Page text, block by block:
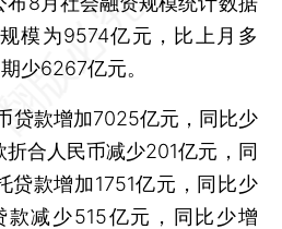
模为9574亿元，比上月多
少6267亿元。
款增加7025亿元，同比少
合人民币减少201亿元，同
贷款增加1751亿元，同比少
款减少515亿元，同比少增